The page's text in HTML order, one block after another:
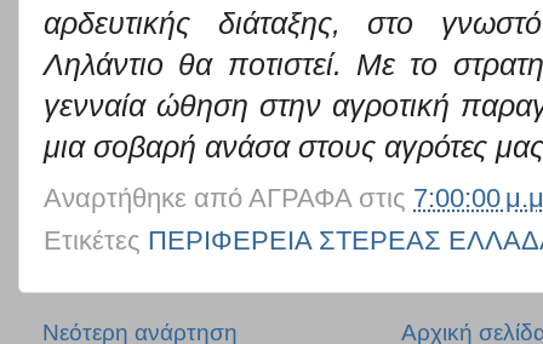
αρδευτικής διάταξης, στο
Ληλάντιο θα ποτιστεί. Με το
γενναία ώθηση στην αγροτική
μια σοβαρή ανάσα στους αγρότες
Αναρτήθηκε από ΑΓΡΑΦΑ στις 7:00:00
Ετικέτες ΠΕΡΙΦΕΡΕΙΑ ΣΤΕΡΕΑΣ
Νεότερη ανάρτηση Αρχική